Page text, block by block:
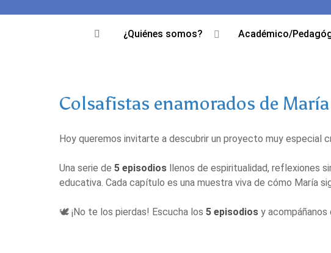
¿Quiénes somos? Académico/
Colsafistas enamorados de María
Hoy queremos invitarte a descubrir un proyecto muy especial
Una serie de 5 episodios llenos de espiritualidad, reflexiones
educativa. Cada capítulo es una muestra viva de cómo María
🕊️ ¡No te los pierdas! Escucha los 5 episodios y acompáñanos